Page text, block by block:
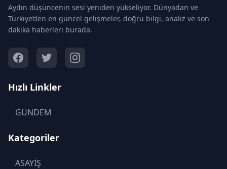
Aydın düşüncenin sesi yeniden yükseliyor. Dünyadan ve
Türkiye’den en güncel gelişmeler, doğru bilgi, analiz ve son
dakika haberleri burada.
Hızlı Linkler
GÜNDEM
Kategoriler
ASAYİŞ